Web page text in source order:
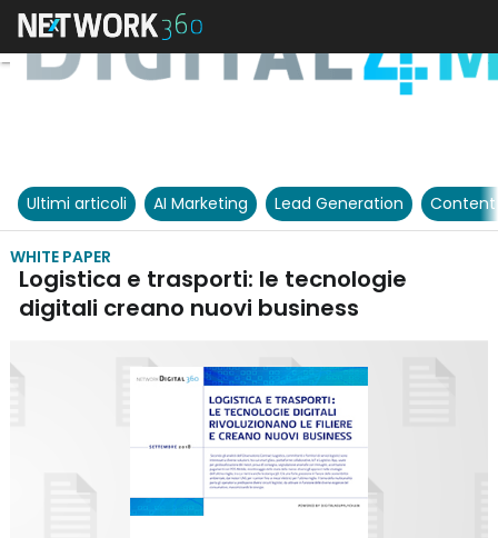
Ultimi articoli AI Marketing Lead Generation
WHITE PAPER
Logistica e trasporti: le tecnologie
digitali creano nuovi business